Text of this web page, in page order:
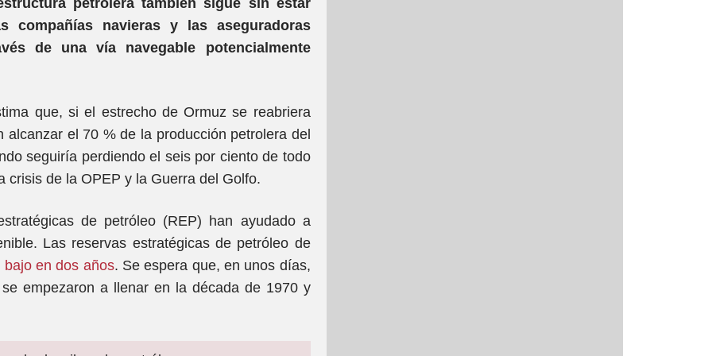
petrolera también sigue sin estar
compañías navieras y las aseguradoras
de una vía navegable potencialmente
que, si el estrecho de Ormuz se reabriera
alcanzar el 70 % de la producción petrolera del
seguiría perdiendo el seis por ciento de todo
crisis de la OPEP y la Guerra del Golfo.
de petróleo (REP) han ayudado a
Las reservas estratégicas de petróleo de
en dos años. Se espera que, en unos días,
empezaron a llenar en la década de 1970 y